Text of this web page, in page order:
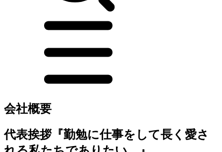
会社概要
代表挨拶『勤勉に仕事をして長く愛さ